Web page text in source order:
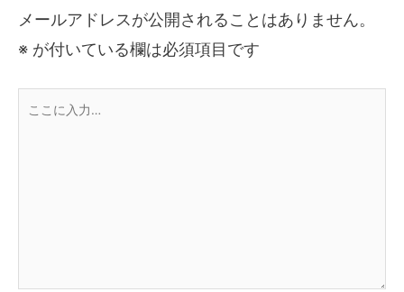
メールアドレスが公開されることはありません。
※ が付いている欄は必須項目です